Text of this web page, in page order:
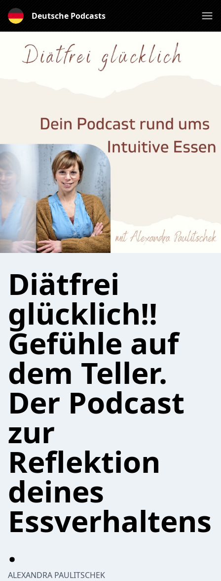
Deutsche Podcasts
Diätfrei
glücklich!!
Gefühle auf
dem Teller.
Der Podcast
zur
Reflektion
deines
Essverhaltens
.
ALEXANDRA PAULITSCHEK